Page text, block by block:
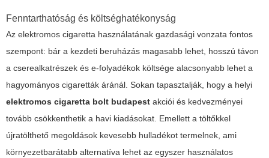
Fenntarthatóság és költséghatékonyság
Az elektromos cigaretta használatának gazdasági vonzata fontos
szempont: bár a kezdeti beruházás magasabb lehet, hosszú távon
a cserealkatrészek és e-folyadékok költsége alacsonyabb lehet a
hagyományos cigaretták áránál. Sokan tapasztalják, hogy a helyi
elektromos cigaretta bolt budapest akciói és kedvezményei
tovább csökkenthetik a havi kiadásokat. Emellett a töltőkkel
újratölthető megoldások kevesebb hulladékot termelnek, ami
környezetbarátabb alternatíva lehet az egyszer használatos